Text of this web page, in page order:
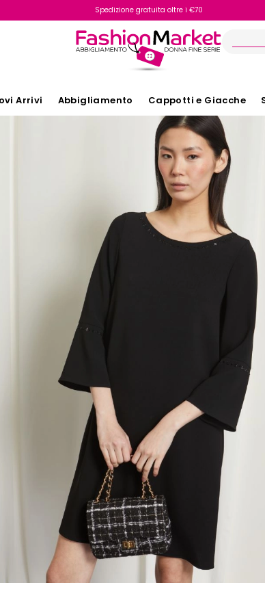
Reso facile e veloce
Spedizione gratuita oltre i €70
Arrivi Abbigliamento Cappotti e Giacche